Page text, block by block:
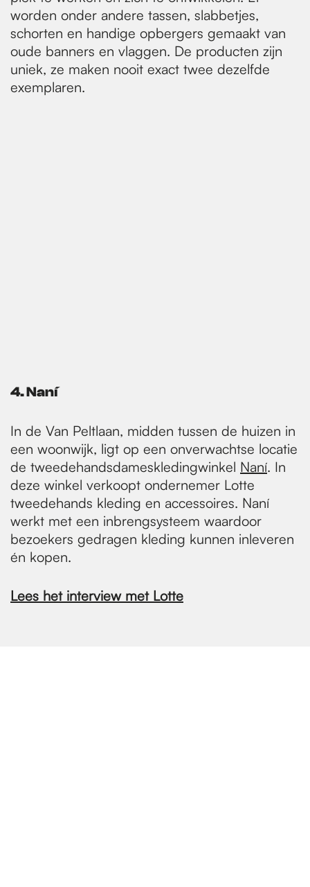
worden onder andere tassen, slabbetjes,
schorten en handige opbergers gemaakt van
oude banners en vlaggen. De producten zijn
uniek, ze maken nooit exact twee dezelfde
exemplaren.
4. Naní
In de Van Peltlaan, midden tussen de huizen in
een woonwijk, ligt op een onverwachtse locatie
de tweedehandsdameskledingwinkel Naní. In
deze winkel verkoopt ondernemer Lotte
tweedehands kleding en accessoires. Naní
werkt met een inbrengsysteem waardoor
bezoekers gedragen kleding kunnen inleveren
én kopen.
Lees het interview met Lotte